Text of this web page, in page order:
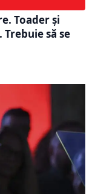
Toader și
să se